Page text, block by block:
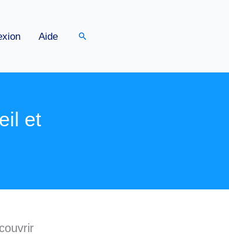
Aide Rechercher
et